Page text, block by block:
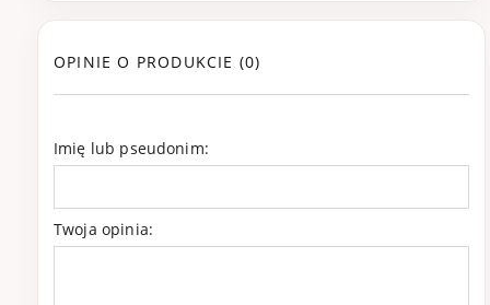
OPINIE O PRODUKCIE (0)
Imię lub pseudonim:
Twoja opinia: